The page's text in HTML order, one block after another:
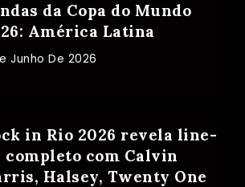
da Copa do Mundo
América Latina
Junho De 2026
in Rio 2026 revela line-
completo com Calvin
Halsey, Twenty One